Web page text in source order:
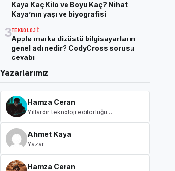
Kaya Kaç Kilo ve Boyu Kaç? Nihat
Kaya’nın yaşı ve biyografisi
3TEKNOLOJI
Apple marka dizüstü bilgisayarların
genel adı nedir? CodyCross sorusu
cevabı
Yazarlarımız
Hamza Ceran
Yıllardır teknoloji editörlüğü…
Ahmet Kaya
Yazar
Hamza Ceran